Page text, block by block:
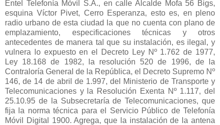
Entel Telefonía Móvil S.A., en calle Alcalde Mofa 56 Bigs,
esquina Víctor Pivet, Cerro Esperanza, esto es, en pleno
radio urbano de esta ciudad la que no cuenta con plano de
emplazamiento, especificaciones técnicas y otros
antecedentes de manera tal que su instalación, es ilegal, y
vulnera lo expuesto en el Decreto Ley Nº 1.762 de 1977,
Ley 18.168 de 1982, la resolución 520 de 1996, de la
Contraloría General de la República, el Decreto Supremo Nº
146, de 14 de abril de 1.997, del Ministerio de Transporte y
Telecomunicaciones y la Resolución Exenta Nº 1.117, del
25.10.95 de la Subsecretaría de Telecomunicaciones, que
fija la norma técnica para el Servicio Público de Telefonía
Móvil Digital 1900. Agrega, que la instalación de la antena